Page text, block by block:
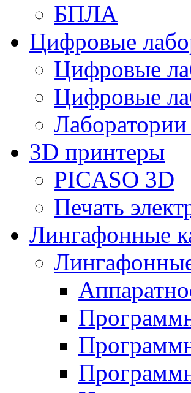
БПЛА
Цифровые
Цифровые
Цифровые
3D принтеры
PICASO 3D
Печать
Лингафонные